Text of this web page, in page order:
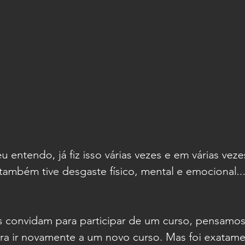
entendo, já fiz isso várias vezes e em várias
tive desgaste físico, mental e
para participar de um curso,
ir novamente a um novo curso. Mas foi